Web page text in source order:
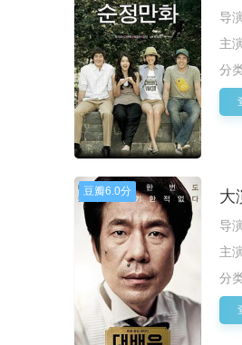
导
主
分
豆瓣6.0分 大
导
主
分